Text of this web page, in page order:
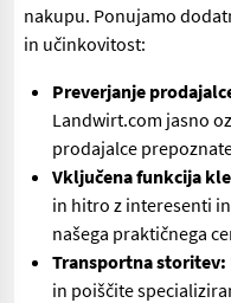
nakupu. Ponujamo
in učinkovitost:
Preverjanje
Landwirt.com jasno
prodajalce
Vključena funkcija
in hitro z interesenti
našega praktičnega
Transportna storitev:
in poiščite